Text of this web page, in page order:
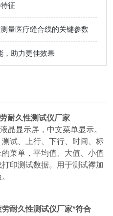
征
量医疗缝合线的关键参数
，助力更佳效果
耐久性测试仪厂家
晶显示屏，中文菜单显示。
试、上行、下行、时间、标
菜单，平均值、大值、小值
印测试数据。用于测试襻加
劳耐久性测试仪厂家*符合